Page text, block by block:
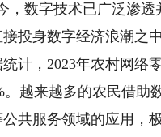
，数字技术已广泛渗
投身数字经济浪潮之
计，2023年农村网络
越来越多的农民借助
共服务领域的应用，